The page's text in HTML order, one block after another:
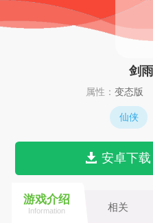
剑
属性： 变态版
仙侠
安卓下载
游戏介绍
Information 相关